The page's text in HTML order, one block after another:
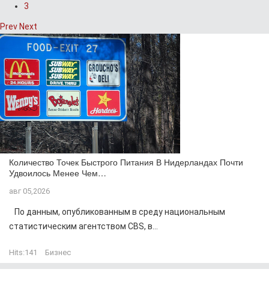
3
Prev Next
Количество Точек Быстрого Питания В Нидерландах Почти
Удвоилось Менее Чем…
авг 05,2026
По данным, опубликованным в среду национальным
статистическим агентством CBS, в...
Hits:141 Бизнес